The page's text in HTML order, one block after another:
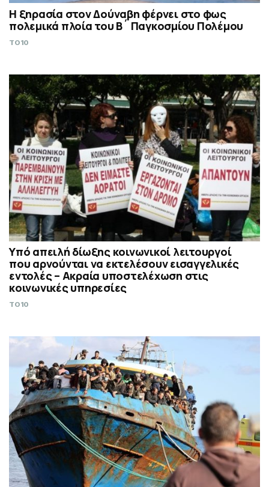
Η ξηρασία στον Δούναβη φέρνει στο φως
πολεμικά πλοία του Β´ Παγκοσμίου Πολέμου
TO10
Υπό απειλή δίωξης κοινωνικοί λειτουργοί
που αρνούνται να εκτελέσουν εισαγγελικές
εντολές – Ακραία υποστελέχωση στις
κοινωνικές υπηρεσίες
TO10